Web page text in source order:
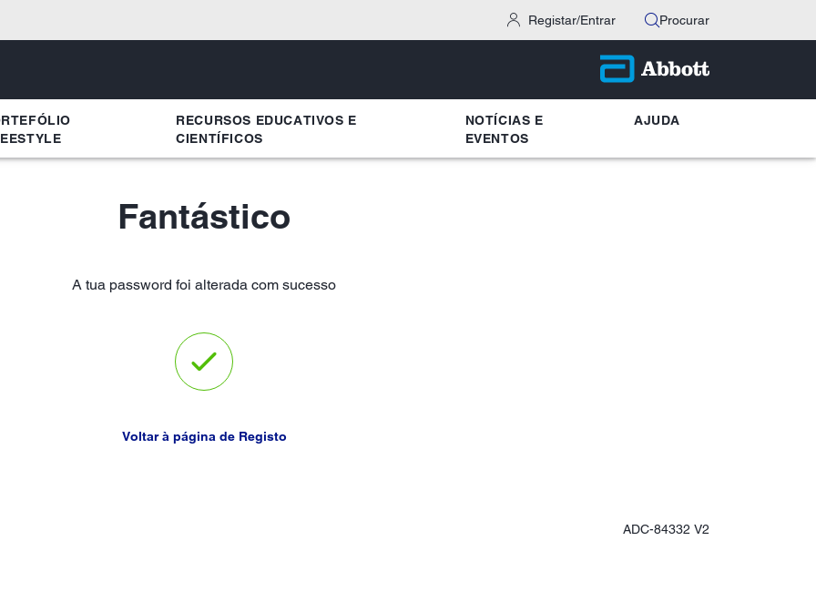
Registar/Entrar Procurar
RECURSOS EDUCATIVOS E
CIENTÍFICOS
NOTÍCIAS E
EVENTOS​
AJUDA
Fantástico
A tua password foi alterada com sucesso
Voltar à página de Registo
ADC-84332 V2